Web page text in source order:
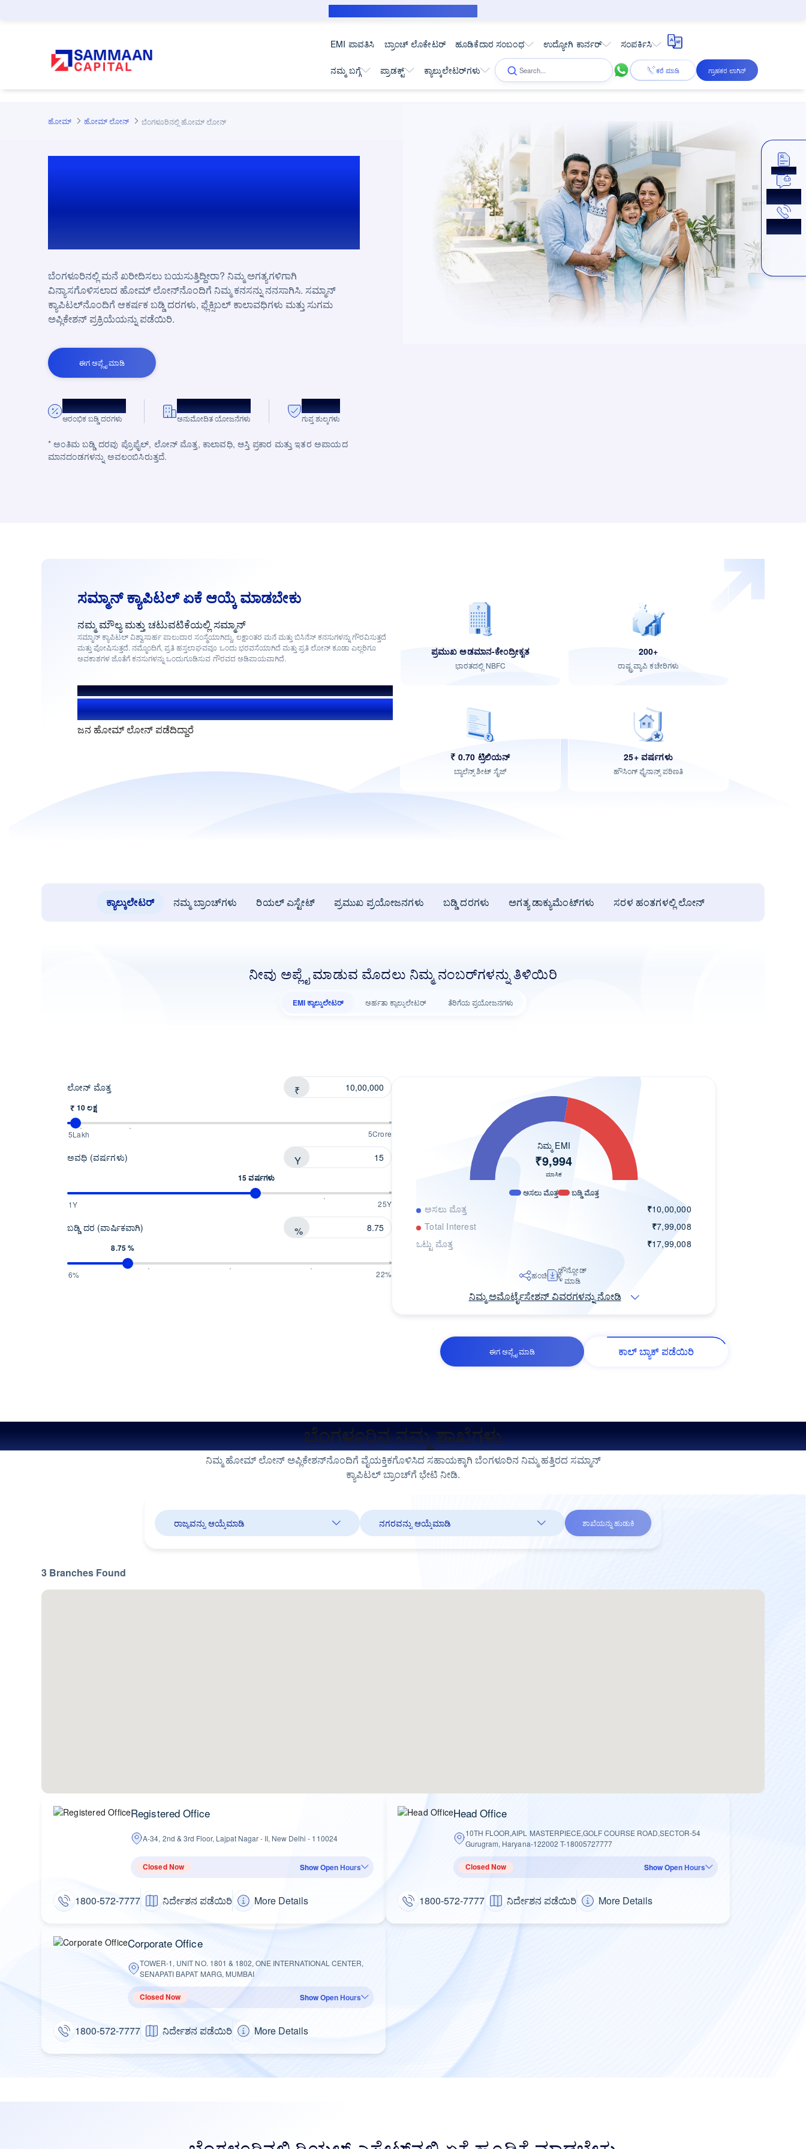
EMI ಪಾವತಿಸಿ ಬ್ರಾಂಚ್ ಲೊಕೇಟರ್ ಹೂಡಿಕೆದಾರ ಸಂಬಂಧ ಉದ್ಯೋಗಿ ಕಾರ್ನರ್ ಸಂಪರ್ಕಿಸಿ
ನಮ್ಮ ಬಗ್ಗೆ ಪ್ರಾಡಕ್ಟ್ ಕ್ಯಾಲ್ಕುಲೇಟರ್‌ಗಳು ಕರೆ ಮಾಡಿ ಗ್ರಾಹಕರ ಲಾಗಿನ್
ಹೋಮ್ ಹೋಮ್ ಲೋನ್‌ ಬೆಂಗಳೂರಿನಲ್ಲಿ ಹೋಮ್ ಲೋನ್
ಬೆಂಗಳೂರಿನಲ್ಲಿ ಹೋಮ್
ಬೆಂಗಳೂರಿನಲ್ಲಿ ಮನೆ ಖರೀದಿಸಲು ಬಯಸುತ್ತಿದ್ದೀರಾ? ನಿಮ್ಮ ಅಗತ್ಯಗಳಿಗಾಗಿ
ವಿನ್ಯಾಸಗೊಳಿಸಲಾದ ಹೋಮ್ ಲೋನ್‌ನೊಂದಿಗೆ ನಿಮ್ಮ ಕನಸನ್ನು ನನಸಾಗಿಸಿ. ಸಮ್ಮಾನ್
ಕ್ಯಾಪಿಟಲ್‌ನೊಂದಿಗೆ ಆಕರ್ಷಕ ಬಡ್ಡಿ ದರಗಳು, ಫ್ಲೆಕ್ಸಿಬಲ್ ಕಾಲಾವಧಿಗಳು ಮತ್ತು ಸುಗಮ
ಅಪ್ಲಿಕೇಶನ್ ಪ್ರಕ್ರಿಯೆಯನ್ನು ಪಡೆಯಿರಿ.
ಈಗ ಅಪ್ಲೈ ಮಾಡಿ
*ವಾರ್ಷಿಕ 8.75%.
ಆರಂಭಿಕ ಬಡ್ಡಿ ದರಗಳು
10,000+
ಅನುಮೋದಿತ ಯೋಜನೆಗಳು
ಶೂನ್ಯ
ಗುಪ್ತ ಶುಲ್ಕಗಳು
* ಅಂತಿಮ ಬಡ್ಡಿ ದರವು ಪ್ರೊಫೈಲ್, ಲೋನ್ ಮೊತ್ತ, ಕಾಲಾವಧಿ, ಆಸ್ತಿ ಪ್ರಕಾರ ಮತ್ತು ಇತರ ಅಪಾಯದ
ಮಾನದಂಡಗಳನ್ನು ಅವಲಂಬಿಸಿರುತ್ತದೆ.
ಸಮ್ಮಾನ್ ಕ್ಯಾಪಿಟಲ್ ಏಕೆ ಆಯ್ಕೆ ಮಾಡಬೇಕು
ನಮ್ಮ ಮೌಲ್ಯ ಮತ್ತು ಚಟುವಟಿಕೆಯಲ್ಲಿ ಸಮ್ಮಾನ್
ಸಮ್ಮಾನ್ ಕ್ಯಾಪಿಟಲ್ ವಿಶ್ವಾಸಾರ್ಹ ಪಾಲುದಾರ ಸಂಸ್ಥೆಯಾಗಿದ್ದು, ಲಕ್ಷಾಂತರ ಮನೆ ಮತ್ತು ಬಿಸಿನೆಸ್ ಕನಸುಗಳನ್ನು ಗೌರವಿಸುತ್ತದೆ
ಮತ್ತು ಪೋಷಿಸುತ್ತದೆ. ನಮ್ಮೊಂದಿಗೆ, ಪ್ರತಿ ಹಸ್ತಲಾಘವವೂ ಒಂದು ಭರವಸೆಯಾಗಿದೆ ಮತ್ತು ಪ್ರತಿ ಲೋನ್ ಕೂಡಾ ಎಲ್ಲರಿಗೂ
ಅವಕಾಶಗಳ ಜೊತೆಗೆ ಕನಸುಗಳನ್ನು ಒಂದುಗೂಡಿಸುವ ಗೌರವದ ಅಡಿಪಾಯವಾಗಿದೆ.
ನಮ್ಮ ಸಹಕಾರದಿಂದಾಗಿ
1.4+ ಮಿಲಿಯನ್ ಬಳಕೆದಾರರು
ಜನ ಹೋಮ್ ಲೋನ್ ಪಡೆದಿದ್ದಾರೆ
ಪ್ರಮುಖ ಅಡಮಾನ-ಕೇಂದ್ರೀಕೃತ
ಭಾರತದಲ್ಲಿ NBFC
200+
ರಾಷ್ಟ್ರವ್ಯಾಪಿ ಕಚೇರಿಗಳು
₹ 0.70 ಟ್ರಿಲಿಯನ್
ಬ್ಯಾಲೆನ್ಸ್ ಶೀಟ್ ಸೈಜ್
25+ ವರ್ಷಗಳು
ಹೌಸಿಂಗ್ ಫೈನಾನ್ಸ್ ಪರಿಣತಿ
ಕ್ಯಾಲ್ಕುಲೇಟರ್ ನಮ್ಮ ಬ್ರಾಂಚ್‌ಗಳು ರಿಯಲ್ ಎಸ್ಟೇಟ್ ಪ್ರಮುಖ ಪ್ರಯೋಜನಗಳು ಬಡ್ಡಿ ದರಗಳು ಅಗತ್ಯ ಡಾಕ್ಯುಮೆಂಟ್‌ಗಳು ಸರಳ ಹಂತಗಳಲ್ಲಿ ಲೋನ್
ನೀವು ಅಪ್ಲೈ ಮಾಡುವ ಮೊದಲು ನಿಮ್ಮ ನಂಬರ್‌ಗಳನ್ನು ತಿಳಿಯಿರಿ
EMI ಕ್ಯಾಲ್ಕುಲೇಟರ್ ಅರ್ಹತಾ ಕ್ಯಾಲ್ಕುಲೇಟರ್ ತೆರಿಗೆಯ ಪ್ರಯೋಜನಗಳು
ಲೋನ್ ಮೊತ್ತ ₹
₹ 10 ಲಕ್ಷ
5Lakh 5Crore
ಅವಧಿ (ವರ್ಷಗಳು) Y
15 ವರ್ಷಗಳು
1Y 25Y
ಬಡ್ಡಿ ದರ (ವಾರ್ಷಿಕವಾಗಿ) %
8.75 %
6% 22%
ನಿಮ್ಮ EMI
₹9,994
ಮಾಸಿಕ
ಅಸಲು ಮೊತ್ತ ಬಡ್ಡಿ ಮೊತ್ತ
ಅಸಲು ಮೊತ್ತ ₹10,00,000
Total Interest
₹7,99,008
ಒಟ್ಟು ಮೊತ್ತ
₹17,99,008
ಹಂಚಿಕೊಳ್ಳಿ
ಡೌನ್ಲೋಡ್
ಮಾಡಿ
ನಿಮ್ಮ ಅಮೊರ್ಟೈಸೇಶನ್ ವಿವರಗಳನ್ನು ನೋಡಿ
ಈಗ ಅಪ್ಲೈ ಮಾಡಿ ಕಾಲ್ ಬ್ಯಾಕ್ ಪಡೆಯಿರಿ
ಬೆಂಗಳೂರಿನ ನಮ್ಮ ಶಾಖೆಗಳು
ನಿಮ್ಮ ಹೋಮ್ ಲೋನ್ ಅಪ್ಲಿಕೇಶನ್‌ನೊಂದಿಗೆ ವೈಯಕ್ತಿಕಗೊಳಿಸಿದ ಸಹಾಯಕ್ಕಾಗಿ ಬೆಂಗಳೂರಿನ ನಿಮ್ಮ ಹತ್ತಿರದ ಸಮ್ಮಾನ್
ಕ್ಯಾಪಿಟಲ್ ಬ್ರಾಂಚ್‌ಗೆ ಭೇಟಿ ನೀಡಿ.
ಶಾಖೆಯನ್ನು ಹುಡುಕಿ
3 Branches Found
Registered Office
A-34, 2nd & 3rd Floor, Lajpat Nagar - II, New Delhi - 110024
Closed Now Show Open Hours
1800-572-7777 ನಿರ್ದೇಶನ ಪಡೆಯಿರಿ More Details
Head Office
10TH FLOOR,AIPL MASTERPIECE,GOLF COURSE ROAD,SECTOR-54
Gurugram, Haryana-122002 T-18005727777
Closed Now Show Open Hours
1800-572-7777 ನಿರ್ದೇಶನ ಪಡೆಯಿರಿ More Details
Corporate Office
TOWER-1, UNIT NO. 1801 & 1802, ONE INTERNATIONAL CENTER,
SENAPATI BAPAT MARG, MUMBAI
Closed Now Show Open Hours
1800-572-7777 ನಿರ್ದೇಶನ ಪಡೆಯಿರಿ More Details
ಅಪ್ಲೈ ಮಾಡಿ